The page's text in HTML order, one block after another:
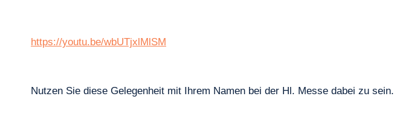
https://youtu.be/wbUTjxlMlSM
Nutzen Sie diese Gelegenheit mit Ihrem Namen bei der Hl. Messe dabei zu sein.